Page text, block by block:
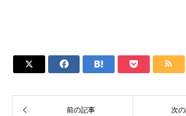
    
前の記事 次